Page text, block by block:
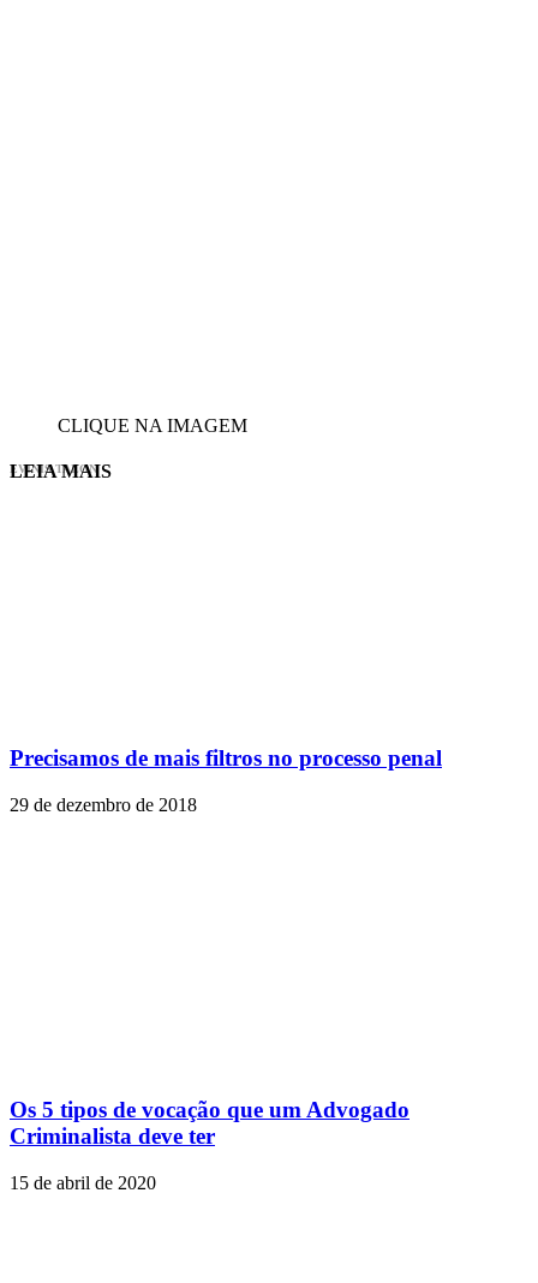
CLIQUE NA IMAGEM
EVINIS TALON
LEIA MAIS
Precisamos de mais filtros no processo penal
29 de dezembro de 2018
Os 5 tipos de vocação que um Advogado
Criminalista deve ter
15 de abril de 2020